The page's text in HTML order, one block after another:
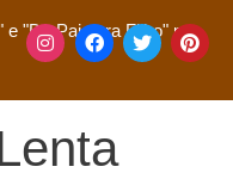
e "De Pai para Filho"na